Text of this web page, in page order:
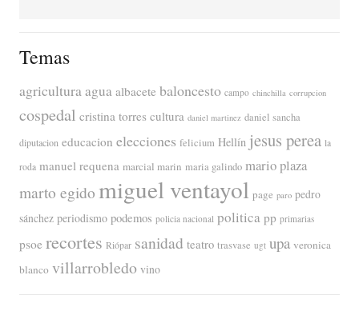
Temas
agriculturaagua albacete baloncesto campo chinchilla corrupcion
cospedal cristina torres cultura daniel martinez daniel sancha
diputacion educacion elecciones felicium Hellín jesus perea la
roda manuel requena marcial marin maria galindo mario plaza
marto egidomiguel ventayol page paro pedro
sánchez periodismo podemos policia nacional politica pp primarias
psoe recortes Riópar sanidad teatro trasvase ugt upa veronica
blanco villarrobledo vino